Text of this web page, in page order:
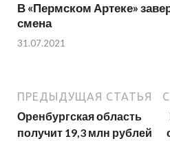
В «Пермском Артеке»
смена
31.07.2021
ПРЕДЫДУЩАЯ СТАТЬЯ
Оренбургская область
получит 19,3 млн рублей